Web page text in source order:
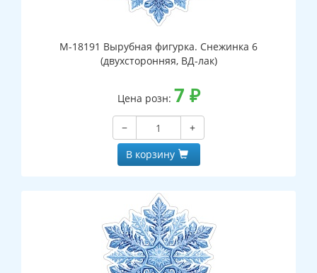
М-18191 Вырубная фигурка. Снежинка 6
(двухсторонняя, ВД-лак)
Цена розн: 7 ₽
−
+
В корзину